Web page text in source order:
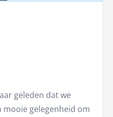
geleden dat we
mooie gelegenheid om